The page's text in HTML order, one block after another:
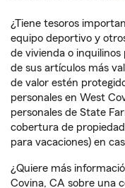
¿Tiene tesoros
equipo deportivo y
de vivienda o
de sus artículos más
de valor estén
personales en West
personales de State
cobertura de propiedad
para vacaciones) en
¿Quiere más
Covina, CA sobre una